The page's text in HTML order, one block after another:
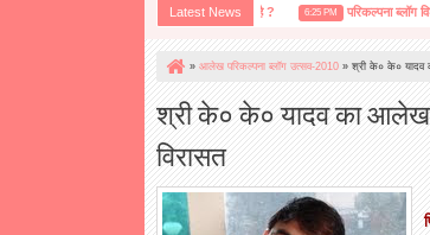
Latest News
सचमुच हमारी भावनात्मक एकता कमजोर हो रही है ? 6:25 PM परिकल्पना ब्लॉग विश्लेषण
» आलेख परिकल्पना ब्लॉग उत्सव-2010 » श्री के० के० यादव
श्री के० के० यादव का आलेख
विरासत